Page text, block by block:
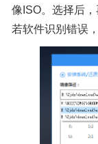
像ISO。选择后
若软件识别错误